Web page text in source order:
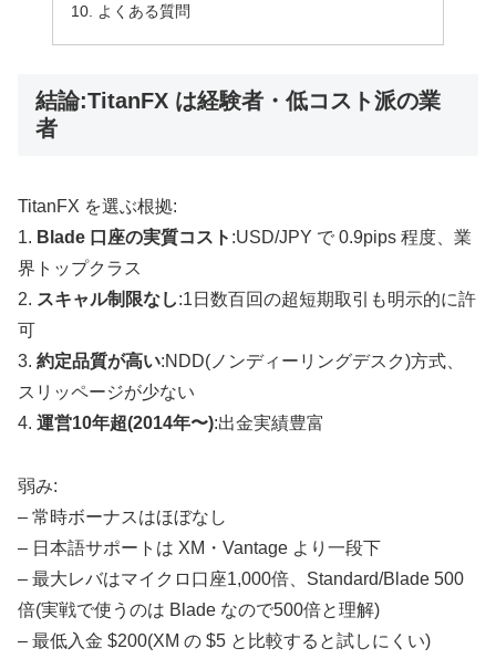
よくある質問
結論:TitanFX は経験者・低コスト派の業
者
TitanFX を選ぶ根拠:
1. Blade 口座の実質コスト :USD/JPY で 0.9pips 程度、業
界トップクラス
2. スキャル制限なし:1日数百回の超短期取引も明示的に許
可
3. 約定品質が高い:NDD(ノンディーリングデスク)方式、
スリッページが少ない
4. 運営10年超(2014年〜):出金実績豊富
弱み:
– 常時ボーナスはほぼなし
– 日本語サポートは XM・Vantage より一段下
– 最大レバはマイクロ口座1,000倍、Standard/Blade 500
倍(実戦で使うのは Blade なので500倍と理解)
– 最低入金 $200(XM の $5 と比較すると試しにくい)